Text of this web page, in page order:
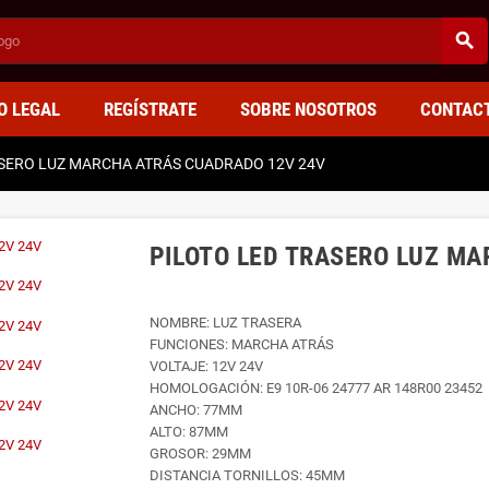
search
LEGAL REGÍSTRATE SOBRE NOSOTROS
LUZ MARCHA ATRÁS CUADRADO 12V 24V
PILOTO LED TRASERO LUZ
NOMBRE: LUZ TRASERA
FUNCIONES: MARCHA ATRÁS
VOLTAJE: 12V 24V
HOMOLOGACIÓN: E9 10R-06 24777 AR 148R00 23452
ANCHO: 77MM
ALTO: 87MM
GROSOR: 29MM
DISTANCIA TORNILLOS: 45MM